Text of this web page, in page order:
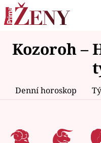
Trendy: Polabí
Témata
Kozoroh –
Denní horoskop